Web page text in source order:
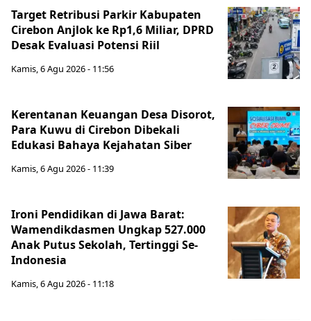
Target Retribusi Parkir Kabupaten
Cirebon Anjlok ke Rp1,6 Miliar, DPRD
Desak Evaluasi Potensi Riil
Kamis, 6 Agu 2026 - 11:56
Kerentanan Keuangan Desa Disorot,
Para Kuwu di Cirebon Dibekali
Edukasi Bahaya Kejahatan Siber
Kamis, 6 Agu 2026 - 11:39
Ironi Pendidikan di Jawa Barat:
Wamendikdasmen Ungkap 527.000
Anak Putus Sekolah, Tertinggi Se-
Indonesia
Kamis, 6 Agu 2026 - 11:18